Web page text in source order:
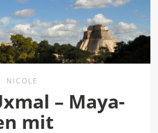
NICOLE
– Maya-
mit